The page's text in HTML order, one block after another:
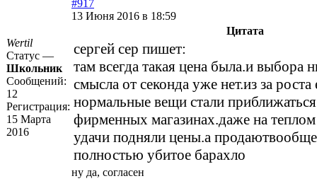
Wertil
Статус —
Школьник
Сообщений:
12
Регистрация:
15 Марта
2016
#917
13 Июня 2016 в 18:59
Цитата
сергей сер пишет:
там всегда такая цена была.и выбора
смысла от секонда уже нет.из за роста
нормальные вещи стали
фирменных магазинах.даже на теплом
удачи подняли цены.а
полностью убитое барахло
ну да, согласен